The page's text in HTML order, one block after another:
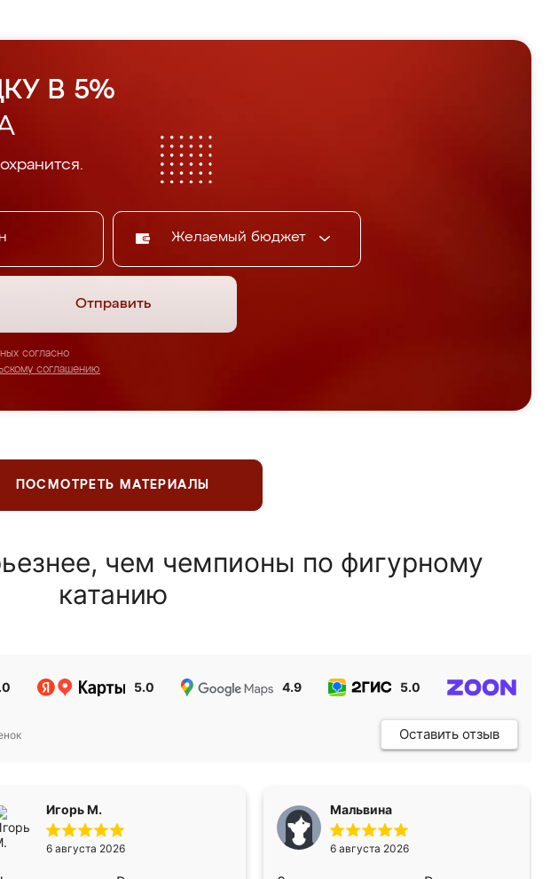
В 5%
Желаемый бюджет
Отправить
согласно
соглашению
ПОСМОТРЕТЬ МАТЕРИАЛЫ
чем чемпионы по фигурному
катанию
5.0 4.9 5.0
Оставить отзыв
Игорь М.
6 августа 2026
Мальвина
6 августа 2026